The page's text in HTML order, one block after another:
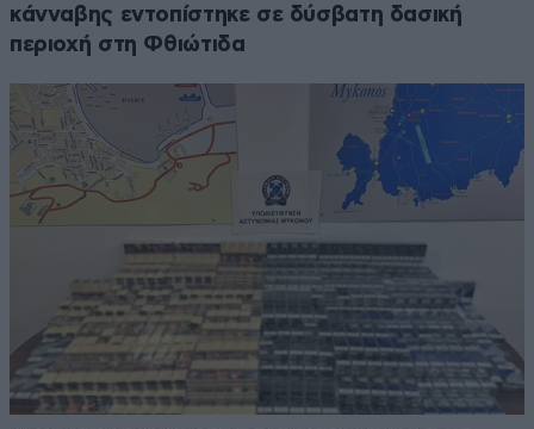
κάνναβης εντοπίστηκε σε δύσβατη δασική
περιοχή στη Φθιώτιδα